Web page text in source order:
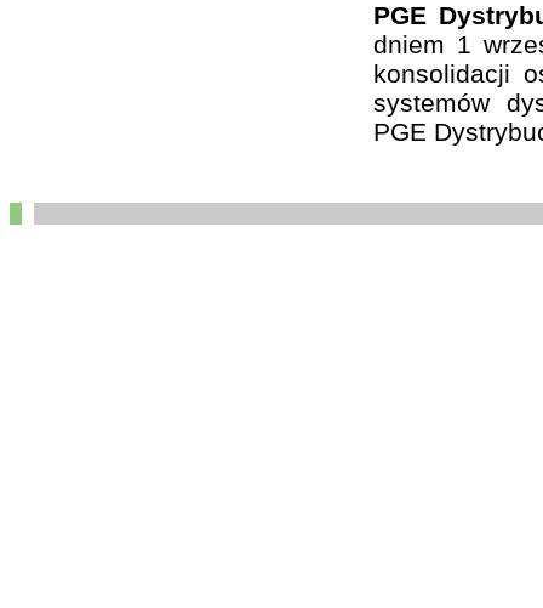
PGE
dniem 1
konsolidacji
systemów
PGE